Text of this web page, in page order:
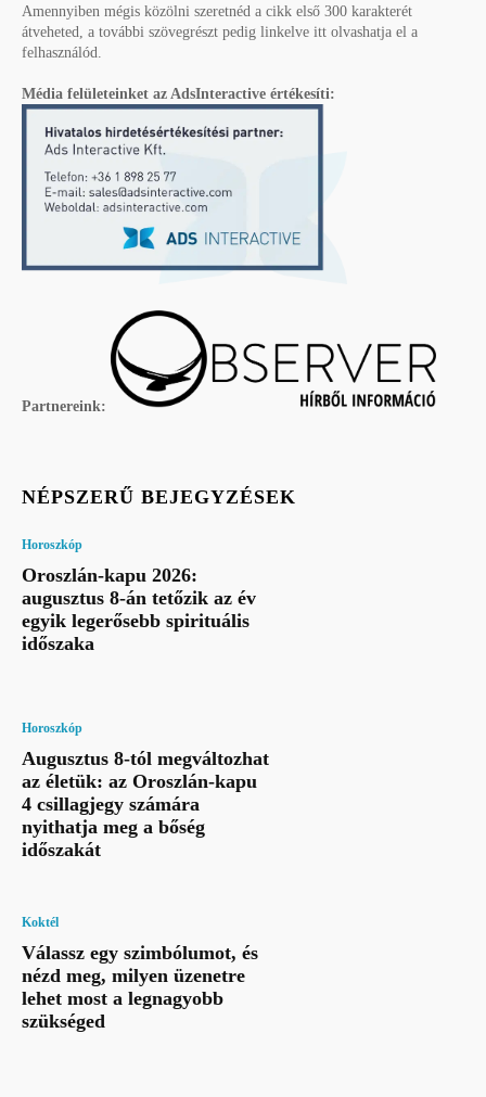
Amennyiben mégis közölni szeretnéd a cikk első 300 karakterét
átveheted, a további szövegrészt pedig linkelve itt olvashatja el a
felhasználód.
Média felületeinket az AdsInteractive értékesíti:
Partnereink:
NÉPSZERŰ BEJEGYZÉSEK
Horoszkóp
Oroszlán-kapu 2026:
augusztus 8-án tetőzik az év
egyik legerősebb spirituális
időszaka
Horoszkóp
Augusztus 8-tól megváltozhat
az életük: az Oroszlán-kapu
4 csillagjegy számára
nyithatja meg a bőség
időszakát
Koktél
Válassz egy szimbólumot, és
nézd meg, milyen üzenetre
lehet most a legnagyobb
szükséged